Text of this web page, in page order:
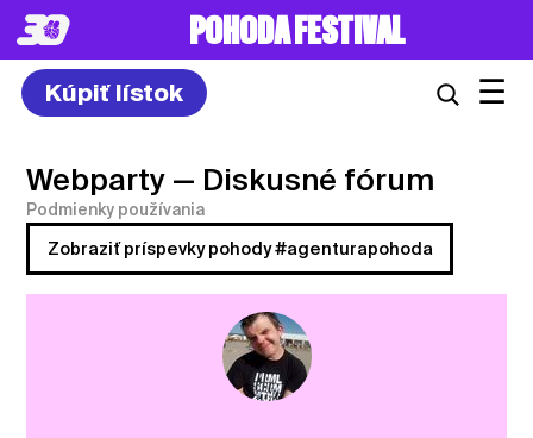
POHODA FESTIVAL
Kúpiť lístok ☰
Webparty — Diskusné fórum
Podmienky používania
Zobraziť príspevky pohody #agenturapohoda